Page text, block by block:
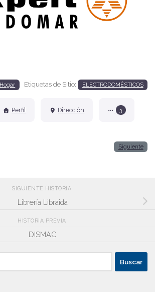
Hogar Etiquetas de Sitio: ELECTRODOMÉSTICOS
Perfil Dirección 3
Siguiente
SIGUIENTE HISTORIA
Librería Libraida
HISTORIA PREVIA
DISMAC